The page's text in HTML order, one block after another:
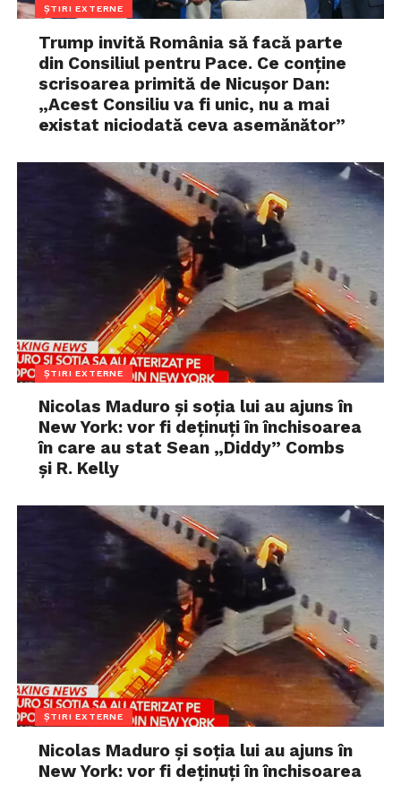
ȘTIRI EXTERNE
Trump invită România să facă parte
din Consiliul pentru Pace. Ce conține
scrisoarea primită de Nicușor Dan:
„Acest Consiliu va fi unic, nu a mai
existat niciodată ceva asemănător”
ȘTIRI EXTERNE
Nicolas Maduro și soția lui au ajuns în
New York: vor fi deținuți în închisoarea
în care au stat Sean „Diddy” Combs
și R. Kelly
ȘTIRI EXTERNE
Nicolas Maduro și soția lui au ajuns în
New York: vor fi deținuți în închisoarea